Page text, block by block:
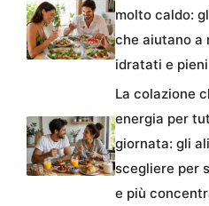
molto caldo:
che aiutano a
idratati e
La colazione
energia per
giornata: gli
scegliere per
e più